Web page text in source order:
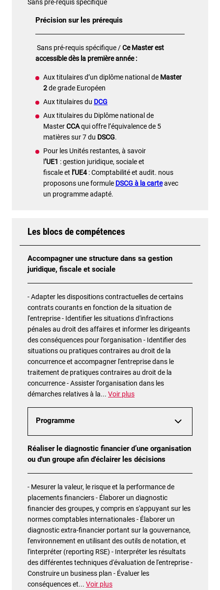
Sans pré-requis spécifique
Précision sur les prérequis
Sans pré-requis spécifique /Ce Master est
accessible dès la première année :
Aux titulaires d’un diplôme national de Master
2de grade Européen
Aux titulaires du DCG
Aux titulaires du Diplôme national de
MasterCCAqui offre l’équivalence de 5
matières sur 7 du DSCG.
Pour les Unités restantes, à savoir
’UE1 : gestion juridique, sociale et
fiscale et l’UE4: Comptabilité et audit. nous
proposons une formule DSCG à la carteavec
un programme adapté.
Les blocs de compétences
Accompagner une structure dans sa gestion
juridique, fiscale et sociale
- Adapter les dispositions contractuelles de certains
contrats courants en fonction de la situation de
l'entreprise - Identifier les situations d'infractions
pénales au droit des affaires et informer les dirigeants
des conséquences pour l’organisation - Identifier des
situations ou pratiques contraires au droit de la
concurrence et accompagner l'entreprise dans le
traitement de pratiques contraires au droit de la
concurrence - Assister l’organisation dans les
démarches relatives à la... Voir plus
Programme
Réaliser le diagnostic financier d’une organisation
ou d'un groupe afin d'éclairer les décisions
- Mesurer la valeur, le risque et la performance de
placements financiers - Élaborer un diagnostic
financier des groupes, y compris en s'appuyant sur les
normes comptables internationales - Élaborer un
diagnostic extra-financier portant sur la gouvernance,
l'environnement en utilisant des outils de notation, et
l'interpréter (reporting RSE) - Interpréter les résultats
des différentes techniques d'évaluation de l'entreprise -
Construire un business plan - Évaluer les
conséquences et... Voir plus